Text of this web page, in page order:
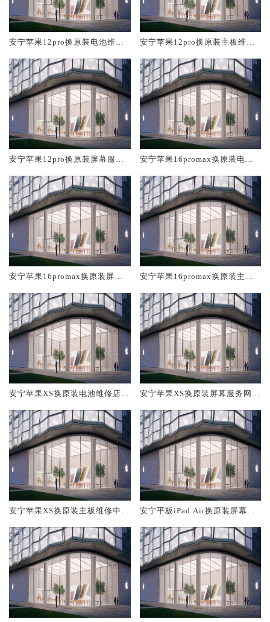
安宁苹果12pro换原装电池维修
安宁苹果12pro换原装主板维修
安宁苹果12pro换原装屏幕服务
安宁苹果16promax换原装电池
安宁苹果16promax换原装屏幕
安宁苹果16promax换原装主板
安宁苹果XS换原装电池维修店大
安宁苹果XS换原装屏幕服务网点
安宁苹果XS换原装主板维修中心
安宁平板iPad Air换原装屏幕服